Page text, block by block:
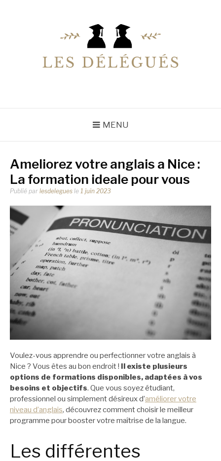
MENU
Ameliorez votre anglais a Nice :
La formation ideale pour vous
Publié par lesdelegues le 1 juin 2023
Voulez-vous apprendre ou perfectionner votre anglais à
Nice ? Vous êtes au bon endroit ! Il existe plusieurs
options de formations disponibles, adaptées à vos
besoins et objectifs. Que vous soyez étudiant,
professionnel ou simplement désireux d’améliorer votre
niveau d’anglais, découvrez comment choisir le meilleur
programme pour booster votre maîtrise de la langue.
Les différentes